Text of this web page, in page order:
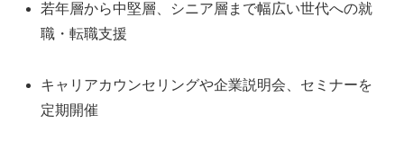
若年層から中堅層、シニア層まで幅広い世代への就
職・転職支援
キャリアカウンセリングや企業説明会、セミナーを
定期開催